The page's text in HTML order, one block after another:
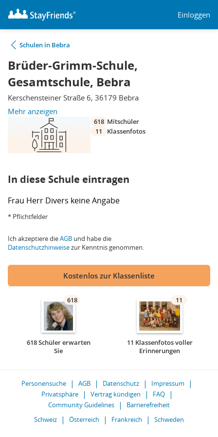
Einloggen
Schulen in Bebra
Brüder-Grimm-Schule,
Gesamtschule, Bebra
Kerschensteiner Straße 6, 36179 Bebra
Mehr anzeigen
618 Mitschüler
11
Klassenfotos
In diese Schule eintragen
Frau Herr Divers keine Angabe
* Pflichtfelder
Ich akzeptiere dieAGB und habe die
Datenschutzhinweisezur Kenntnis genommen.
Kostenlos zur Klassenliste
618
618 Schüler erwarten
Sie
11
11 Klassenfotos voller
Erinnerungen
Personensuche AGB Datenschutz
Impressum
Privatsphäre
Vertrag kündigen
FAQ
Community Guidelines
Barrierefreiheit
Schweiz
Österreich Frankreich Schweden